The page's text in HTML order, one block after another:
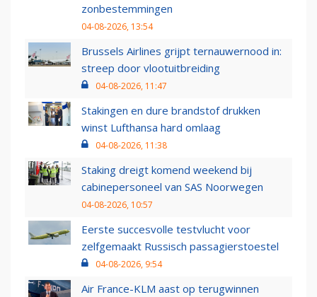
zonbestemmingen
04-08-2026, 13:54
Brussels Airlines grijpt ternauwernood in:
streep door vlootuitbreiding
04-08-2026, 11:47
Stakingen en dure brandstof drukken
winst Lufthansa hard omlaag
04-08-2026, 11:38
Staking dreigt komend weekend bij
cabinepersoneel van SAS Noorwegen
04-08-2026, 10:57
Eerste succesvolle testvlucht voor
zelfgemaakt Russisch passagierstoestel
04-08-2026, 9:54
Air France-KLM aast op terugwinnen